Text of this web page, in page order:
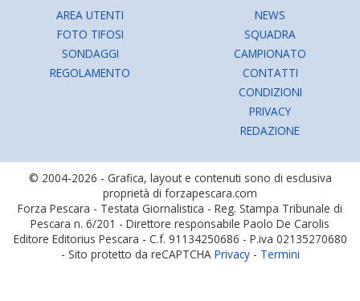
AREA UTENTI
FOTO TIFOSI
SONDAGGI
REGOLAMENTO
NEWS
SQUADRA
CAMPIONATO
CONTATTI
CONDIZIONI
PRIVACY
REDAZIONE
© 2004-2026 - Grafica, layout e contenuti sono di esclusiva
proprietà di forzapescara.com
Forza Pescara - Testata Giornalistica - Reg. Stampa Tribunale di
Pescara n. 6/201 - Direttore responsabile Paolo De Carolis
Editore Editorius Pescara - C.f. 91134250686 - P.iva 02135270680
- Sito protetto da reCAPTCHA Privacy- Termini